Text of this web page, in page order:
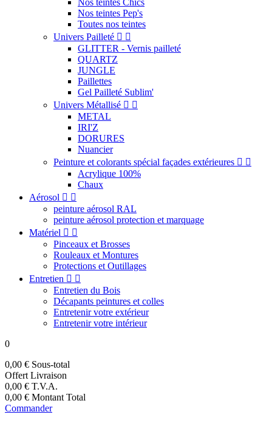
Nos teintes Chics
Nos teintes Pep's
Toutes nos teintes
Univers Pailleté  
GLITTER - Vernis pailleté
QUARTZ
JUNGLE
Paillettes
Gel Pailleté Sublim'
Univers Métallisé  
METAL
IRI'Z
DORURES
Nuancier
Peinture et colorants spécial façades extérieures  
Acrylique 100%
Chaux
Aérosol  
peinture aérosol RAL
peinture aérosol protection et marquage
Matériel  
Pinceaux et Brosses
Rouleaux et Montures
Protections et Outillages
Entretien  
Entretien du Bois
Décapants peintures et colles
Entretenir votre extérieur
Entretenir votre intérieur
0
0,00 € Sous-total
Offert Livraison
0,00 € T.V.A.
0,00 € Montant Total
Commander